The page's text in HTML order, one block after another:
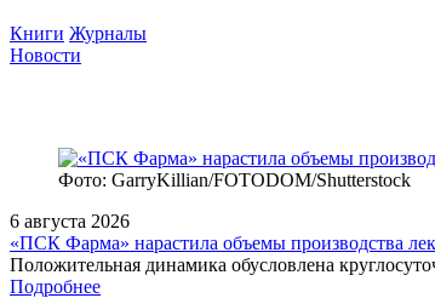
Книги Журналы
Новости
Фото: GarryKillian/FOTODOM/Shutterstock
6 августа 2026
«ПСК Фарма» нарастила объемы производства
Положительная динамика обусловлена
Подробнее